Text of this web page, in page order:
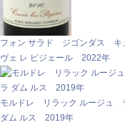
フォン サラド ジゴンダス キ
ヴェ レ ピジェール 2022年
モルドレ リラック ルージュ
ダム ルス 2019年